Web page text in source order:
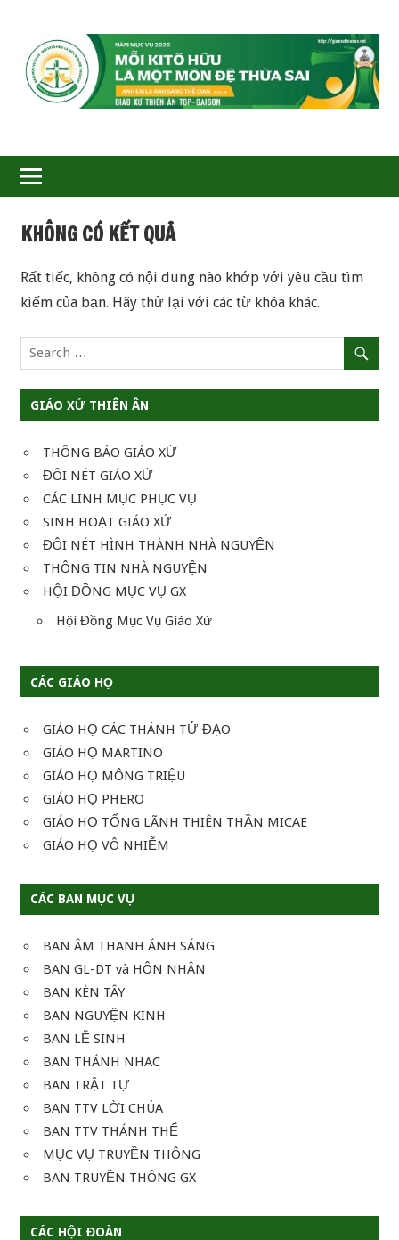
GIÁO
XỨ
THIÊN
ÂN-
SAIGON
GIÁO XỨ THIÊN ÂN
THÔNG BÁO GIÁO XỨ
ĐÔI NÉT GIÁO XỨ
CÁC LINH MỤC PHỤC VỤ
SINH HOẠT GIÁO XỨ
ĐÔI NÉT HÌNH THÀNH NHÀ NGUYỆN
THÔNG TIN NHÀ NGUYỆN
HỘI ĐỒNG MỤC VỤ GX
Hội Đồng Mục Vụ Giáo Xứ
CÁC GIÁO HỌ
GIÁO HỌ CÁC THÁNH TỬ ĐẠO
GIÁO HỌ MARTINO
GIÁO HỌ MÔNG TRIỆU
GIÁO HỌ PHERO
GIÁO HỌ TỔNG LÃNH THIÊN THẦN MICAE
GIÁO HỌ VÔ NHIỄM
CÁC BAN MỤC VỤ
BAN ÂM THANH ÁNH SÁNG
BAN GL-DT và HÔN NHÂN
BAN KÈN TÂY
BAN NGUYỆN KINH
BAN LỄ SINH
BAN THÁNH NHAC
BAN TRẬT TỰ
BAN TTV LỜI CHÚA
BAN TTV THÁNH THỂ
MỤC VỤ TRUYỀN THÔNG
BAN TRUYỀN THÔNG GX
CÁC HỘI ĐOÀN
KHÔNG CÓ KẾT QUẢ
Rất tiếc, không có nội dung nào khớp với yêu cầu tìm
kiếm của bạn. Hãy thử lại với các từ khóa khác.